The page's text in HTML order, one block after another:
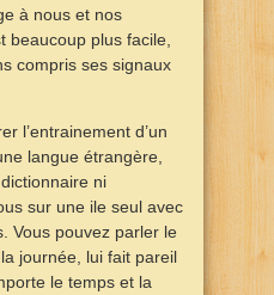
à nous et nos
beaucoup plus facile,
compris ses signaux
l’entrainement d’un
langue étrangère,
ni
sur une ile seul avec
Vous pouvez parler le
journée, lui fait pareil
le temps et la